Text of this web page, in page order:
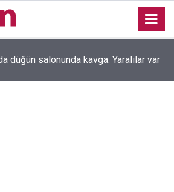
düğün salonunda kavga: Yaralılar var